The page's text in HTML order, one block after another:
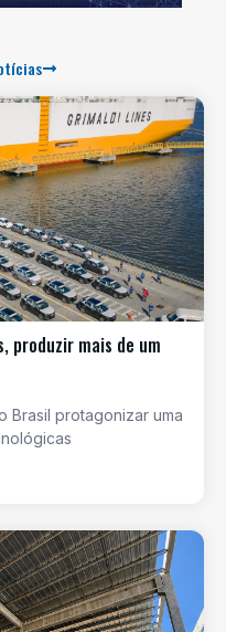
produzir mais de um
Brasil protagonizar uma